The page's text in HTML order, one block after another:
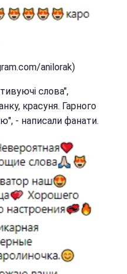
anilorak)
слова",
красуня. Гарного
- написали фанати.